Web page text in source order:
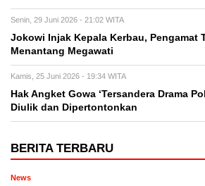
Senin, 29 Juni 2026 - 21:02 WITA
Jokowi Injak Kepala Kerbau, Pengamat
Menantang Megawati
Kamis, 25 Juni 2026 - 19:34 WITA
Hak Angket Gowa ‘Tersandera Drama
Diulik dan Dipertontonkan
BERITA TERBARU
News